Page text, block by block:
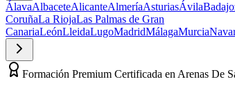
ÁlavaAlbaceteAlicanteAlmeríaAsturiasÁvila
CoruñaLa RiojaLas Palmas de Gran
CanariaLeónLleidaLugoMadridMálagaMurcia
Formación Premium Certificada en Arenas De